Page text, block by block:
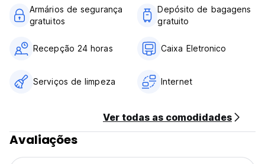
Armários de segurança
gratuitos
Depósito de bagagens
gratuito
Recepção 24 horas Caixa Eletronico
Serviços de limpeza Internet
Ver todas as comodidades
Avaliações